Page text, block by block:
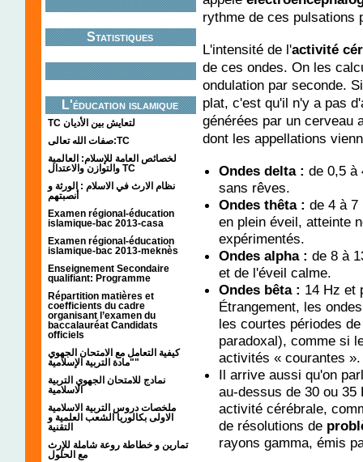
Statistiques
L'éducation islamique
TC لتعايش بين الأديان
صفات الله تعالى:TC
لخصائص العامة للإسلام: العالمية
والتوازن والاعتدال TC
نظام الارث في الاسلام : الورثة و
أنصبتهم
Examen régional-éducation
islamique-bac 2013-casa
Examen régional-éducation
islamique-bac 2013-meknès
Enseignement Secondaire
qualifiant: Programme
Répartition matières et
coefficients du cadre
organisant l’examen du
baccalauréat Candidats
officiels
كيفية التعامل مع الامتحان الجهوي
"مادة التربية الإسلامية"
نمادج للامتحان الجهوي التربية
الاسلامية
ملخصات دروس التربية الاسلامية
الاولى بكالوريا الشعب العلمية و
التقنية
تمارين و خطاطة روعة شاملة للإرث
مع الحلول
rythme de ces pulsations
L'intensité de l'activité
de ces ondes. On les
ondulation par seconde.
plat, c'est qu'il n'y a pas
générées par un cerveau
dont les appellations
Ondes delta : de 0,5
sans rêves.
Ondes thêta : de 4 à
en plein éveil, atteinte
expérimentés.
Ondes alpha : de 8 à
et de l'éveil calme.
Ondes bêta : 14 Hz et
Étrangement, les
les courtes périodes
paradoxal), comme si
activités « courantes ».
Il arrive aussi qu'on
au-dessus de 30 ou 35
activité cérébrale,
de résolutions de
rayons gamma, émis